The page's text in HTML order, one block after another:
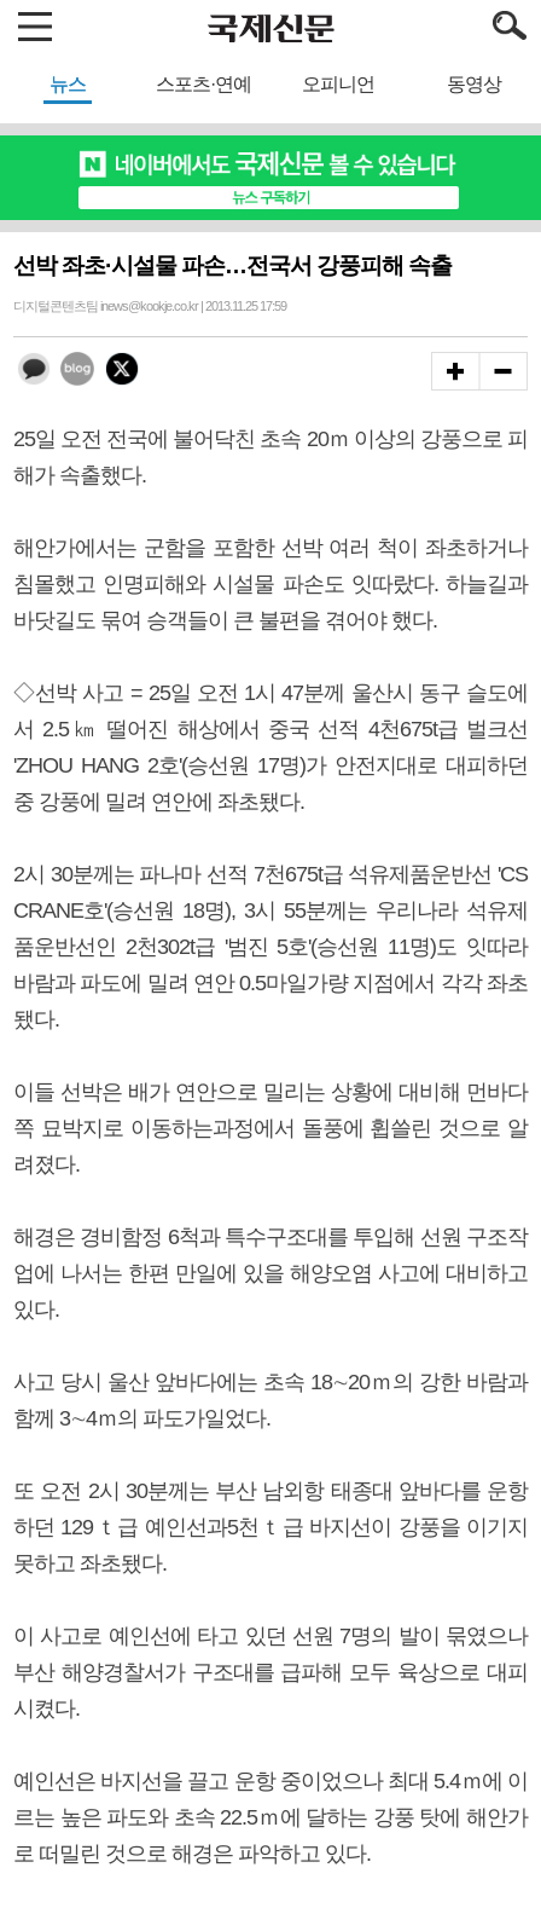
뉴스 스포츠·연예 오피니언 동영상
선박 좌초·시설물 파손…전국서 강풍피해 속출
디지털콘텐츠팀 inews@kookje.co.kr | 2013.11.25 17:59
25일 오전 전국에 불어닥친 초속 20ｍ 이상의 강풍으로 피
해가 속출했다.
해안가에서는 군함을 포함한 선박 여러 척이 좌초하거나
침몰했고 인명피해와 시설물 파손도 잇따랐다. 하늘길과
바닷길도 묶여 승객들이 큰 불편을 겪어야 했다.
◇선박 사고 = 25일 오전 1시 47분께 울산시 동구 슬도에
서 2.5㎞ 떨어진 해상에서 중국 선적 4천675t급 벌크선
'ZHOU HANG 2호'(승선원 17명)가 안전지대로 대피하던
중 강풍에 밀려 연안에 좌초됐다.
2시 30분께는 파나마 선적 7천675t급 석유제품운반선 'CS
CRANE호'(승선원 18명), 3시 55분께는 우리나라 석유제
품운반선인 2천302t급 '범진 5호'(승선원 11명)도 잇따라
바람과 파도에 밀려 연안 0.5마일가량 지점에서 각각 좌초
됐다.
이들 선박은 배가 연안으로 밀리는 상황에 대비해 먼바다
쪽 묘박지로 이동하는과정에서 돌풍에 휩쓸린 것으로 알
려졌다.
해경은 경비함정 6척과 특수구조대를 투입해 선원 구조작
업에 나서는 한편 만일에 있을 해양오염 사고에 대비하고
있다.
사고 당시 울산 앞바다에는 초속 18∼20ｍ의 강한 바람과
함께 3∼4ｍ의 파도가일었다.
또 오전 2시 30분께는 부산 남외항 태종대 앞바다를 운항
하던 129ｔ급 예인선과5천ｔ급 바지선이 강풍을 이기지
못하고 좌초됐다.
이 사고로 예인선에 타고 있던 선원 7명의 발이 묶였으나
부산 해양경찰서가 구조대를 급파해 모두 육상으로 대피
시켰다.
예인선은 바지선을 끌고 운항 중이었으나 최대 5.4ｍ에 이
르는 높은 파도와 초속 22.5ｍ에 달하는 강풍 탓에 해안가
로 떠밀린 것으로 해경은 파악하고 있다.